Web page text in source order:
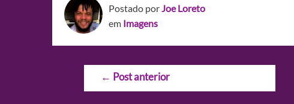
Postado porJoe Loreto
em Imagens
Navegação
← Post anterior